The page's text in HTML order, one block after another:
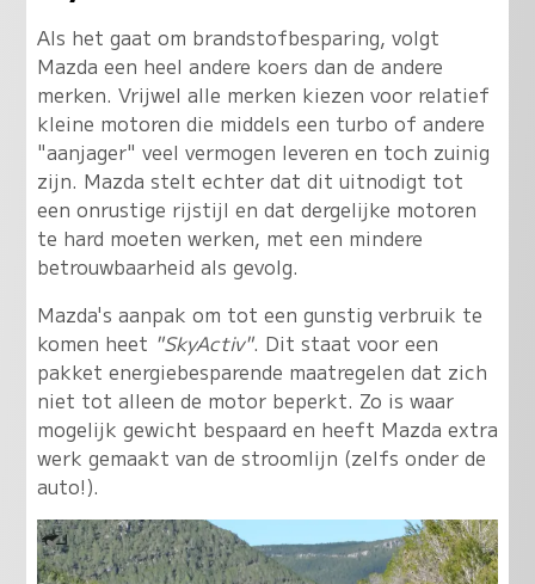
Als het gaat om brandstofbesparing, volgt
Mazda een heel andere koers dan de andere
merken. Vrijwel alle merken kiezen voor relatief
kleine motoren die middels een turbo of andere
"aanjager" veel vermogen leveren en toch zuinig
zijn. Mazda stelt echter dat dit uitnodigt tot
een onrustige rijstijl en dat dergelijke motoren
te hard moeten werken, met een mindere
betrouwbaarheid als gevolg.
Mazda's aanpak om tot een gunstig verbruik te
komen heet "SkyActiv". Dit staat voor een
pakket energiebesparende maatregelen dat zich
niet tot alleen de motor beperkt. Zo is waar
mogelijk gewicht bespaard en heeft Mazda extra
werk gemaakt van de stroomlijn (zelfs onder de
auto!).